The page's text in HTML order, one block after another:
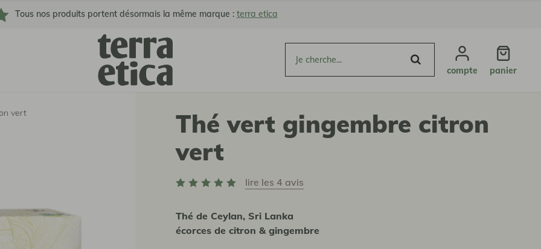
Tous nos produits portent désormais la même marque : terra etica
compte panier
vert
Thé vert gingembre citron
vert
lire les 4 avis
Thé de Ceylan, Sri Lanka
écorces de citron & gingembre